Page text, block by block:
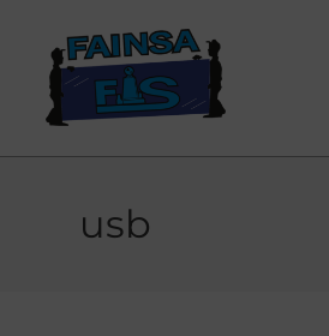
usb